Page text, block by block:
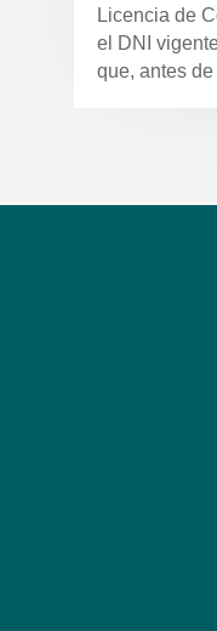
Licencia de
el DNI
que, antes